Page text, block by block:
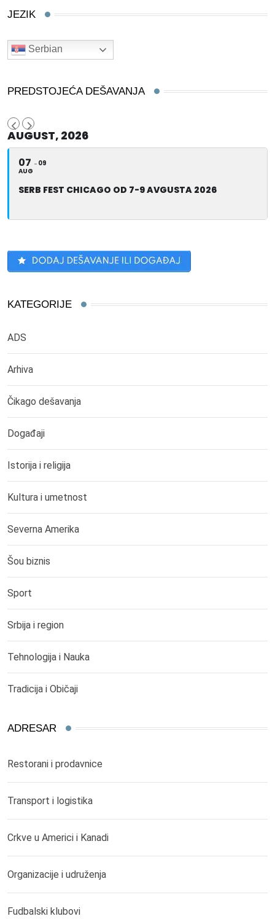
JEZIK
Serbian
PREDSTOJEĆA DEŠAVANJA
AUGUST, 2026
07
AUG
09
SERB FEST CHICAGO OD 7-9 AVGUSTA 2026
KATEGORIJE
ADS
Arhiva
Čikago dešavanja
Događaji
Istorija i religija
Kultura i umetnost
Severna Amerika
Šou biznis
Sport
Srbija i region
Tehnologija i Nauka
Tradicija i Običaji
ADRESAR
Restorani i prodavnice
Transport i logistika
Crkve u Americi i Kanadi
Organizacije i udruženja
Fudbalski klubovi